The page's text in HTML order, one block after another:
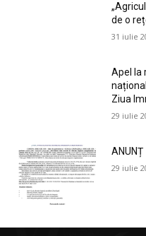
de o
31 iulie
Apel la
Ziua
29 iulie
ANUNȚ
29 iulie